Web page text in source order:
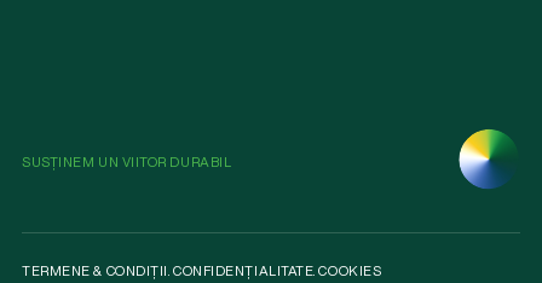
SUSȚINEM UN VIITOR DURABIL
TERMENE & CONDIȚII.CONFIDENȚIALITATE.COOKIES